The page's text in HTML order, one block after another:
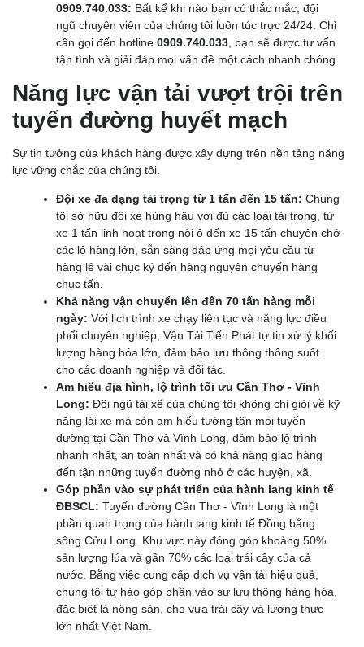
0909.740.033: Bất kể khi nào bạn có thắc mắc, đội
ngũ chuyên viên của chúng tôi luôn túc trực 24/24. Chỉ
cần gọi đến hotline 0909.740.033 , bạn sẽ được tư vấn
tận tình và giải đáp mọi vấn đề một cách nhanh chóng.
Năng lực vận tải vượt trội trên
tuyến đường huyết mạch
Sự tin tưởng của khách hàng được xây dựng trên nền tảng năng
lực vững chắc của chúng tôi.
Đội xe đa dạng tải trọng từ 1 tấn đến 15 tấn: Chúng
tôi sở hữu đội xe hùng hậu với đủ các loại tải trọng, từ
xe 1 tấn linh hoạt trong nội ô đến xe 15 tấn chuyên chở
các lô hàng lớn, sẵn sàng đáp ứng mọi yêu cầu từ
hàng lẻ vài chục ký đến hàng nguyên chuyến hàng
chục tấn.
Khả năng vận chuyển lên đến 70 tấn hàng mỗi
ngày: Với lịch trình xe chạy liên tục và năng lực điều
phối chuyên nghiệp, Vận Tải Tiến Phát tự tin xử lý khối
lượng hàng hóa lớn, đảm bảo lưu thông thông suốt
cho các doanh nghiệp và đối tác.
Am hiểu địa hình, lộ trình tối ưu Cần Thơ - Vĩnh
Long: Đội ngũ tài xế của chúng tôi không chỉ giỏi về kỹ
năng lái xe mà còn am hiểu tường tận mọi tuyến
đường tại Cần Thơ và Vĩnh Long, đảm bảo lộ trình
nhanh nhất, an toàn nhất và có khả năng giao hàng
đến tận những tuyến đường nhỏ ở các huyện, xã.
Góp phần vào sự phát triển của hành lang kinh tế
ĐBSCL: Tuyến đường Cần Thơ - Vĩnh Long là một
phần quan trọng của hành lang kinh tế Đồng bằng
sông Cửu Long. Khu vực này đóng góp khoảng 50%
sản lượng lúa và gần 70% các loại trái cây của cả
nước. Bằng việc cung cấp dịch vụ vận tải hiệu quả,
chúng tôi tự hào góp phần vào sự lưu thông hàng hóa,
đặc biệt là nông sản, cho vựa trái cây và lương thực
lớn nhất Việt Nam.